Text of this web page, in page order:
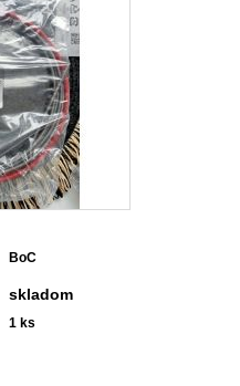
BoC
skladom
1 ks